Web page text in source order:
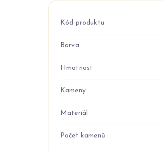
Kód produktu
Barva
Hmotnost
Kameny
Materiál
Počet kamenů